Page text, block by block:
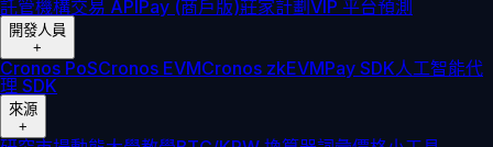
託管機構交易 APIPay (商戶版)莊家計劃VIP 平台預測
開發人員
+
Cronos PoSCronos EVMCronos zkEVMPay SDK人工智能代
理 SDK
來源
+